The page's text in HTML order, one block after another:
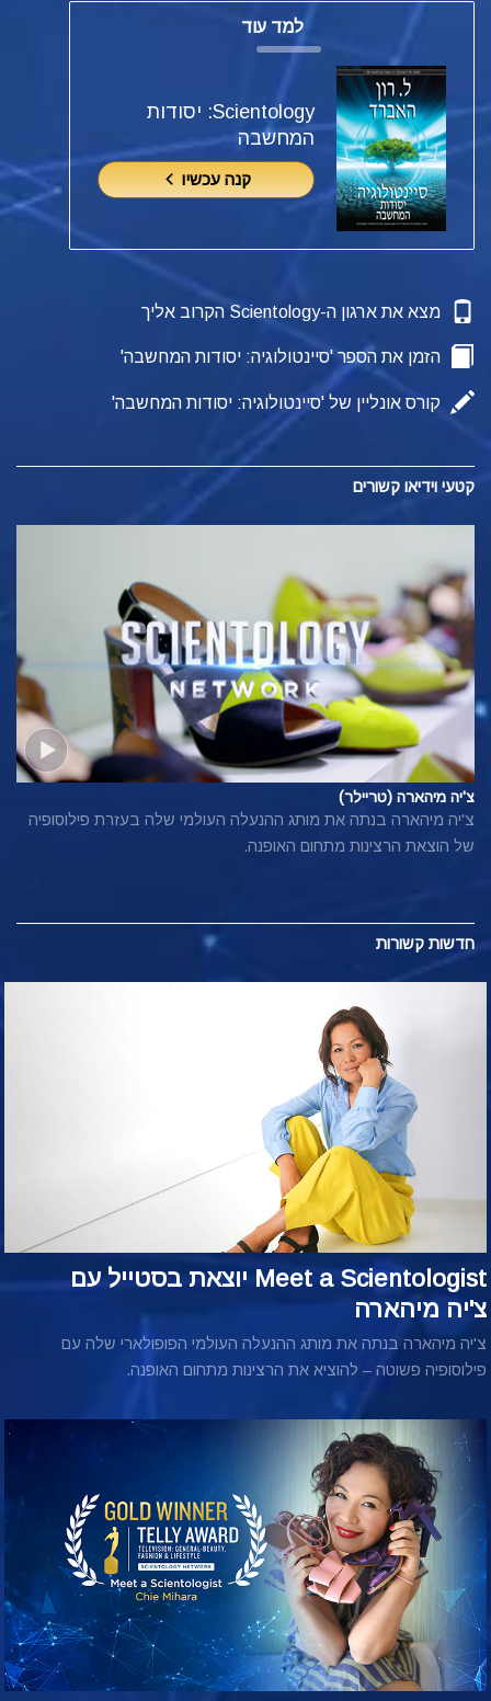
למד עוד
Scientology: יסודות
המחשבה
קנה עכשיו
מצא את ארגון ה-Scientology הקרוב אליך
הזמן את הספר 'סיינטולוגיה: יסודות המחשבה'
קורס אונליין של 'סיינטולוגיה: יסודות המחשבה'
קטעי וידיאו קשורים
צ'יה מיהארה (טריילר)
צ'יה מיהארה בנתה את מותג ההנעלה העולמי שלה בעזרת פילוסופיה
של הוצאת הרצינות מתחום האופנה.
חדשות קשורות
Meet a Scientologist יוצאת בסטייל עם
צ'יה מיהארה
צ'יה מיהארה בנתה את מותג ההנעלה העולמי הפופולארי שלה עם
פילוסופיה פשוטה – להוציא את הרצינות מתחום האופנה.